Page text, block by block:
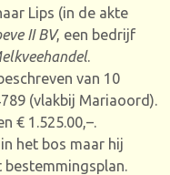
Lips (in de akte
II BV, een bedrijf
.
van 10
(vlakbij Mariaoord).
€ 1.525.00,–.
het bos maar hij